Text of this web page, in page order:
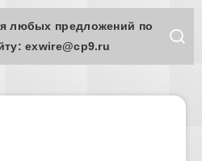
любых предложений по
exwire@cp9.ru